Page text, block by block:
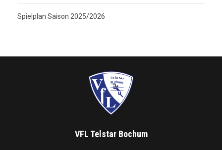
Spielplan Saison 2025/2026
VFL Telstar Bochum